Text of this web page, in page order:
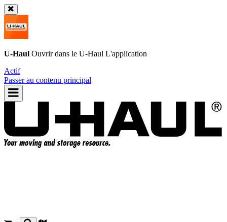
U-Haul Ouvrir dans le U-Haul L'application
Actif
Passer au contenu principal